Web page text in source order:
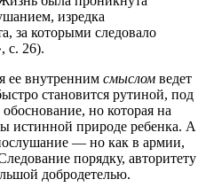
изредка
за которыми следовало
с. 26).
ее внутренним смыслом ведет
становится рутиной, под
но которая на
истинной природе ребенка. А
— но как в армии,
порядку, авторитету
добродетелью.